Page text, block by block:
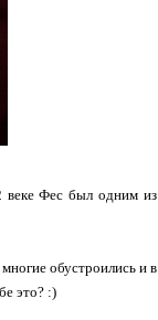
веке Фес был одним из
обустроились и в
это? :)